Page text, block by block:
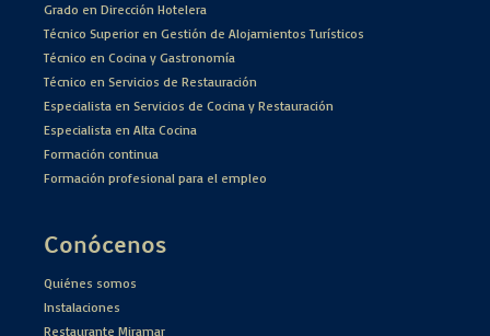
Grado en Dirección Hotelera
Técnico Superior en Gestión de Alojamientos Turísticos
Técnico en Cocina y Gastronomía
Técnico en Servicios de Restauración
Especialista en Servicios de Cocina y Restauración
Especialista en Alta Cocina
Formación continua
Formación profesional para el empleo
Conócenos
Quiénes somos
Instalaciones
Restaurante Miramar